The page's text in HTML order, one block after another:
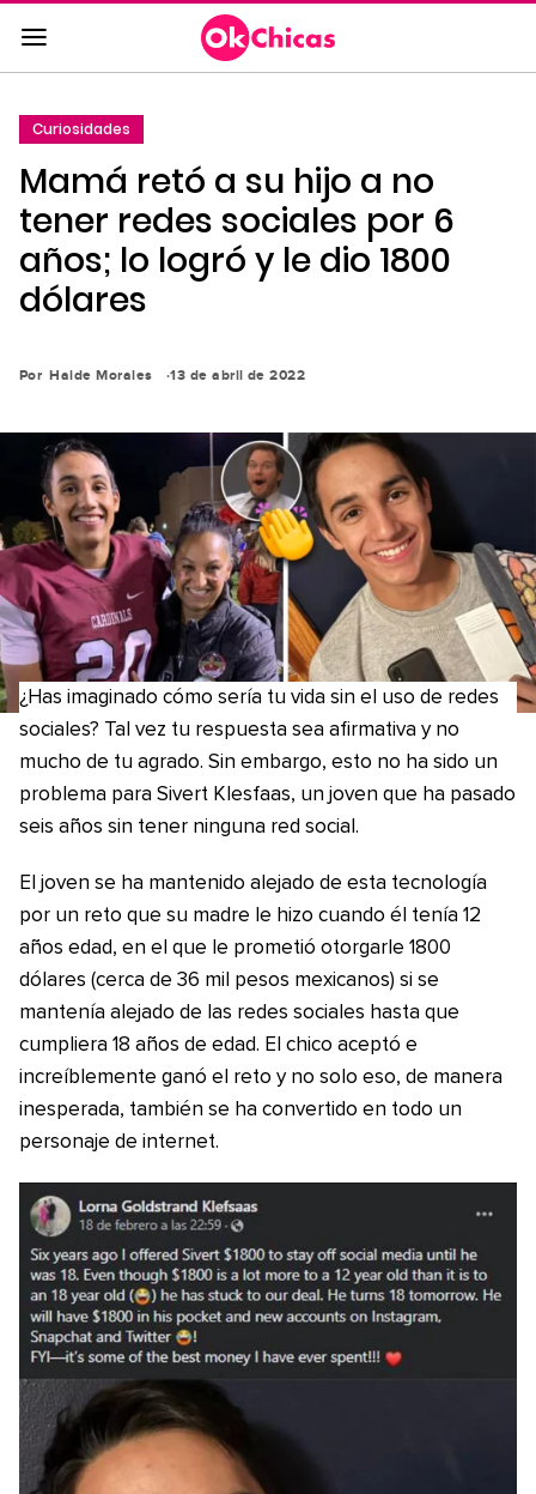
Saltar
al
contenido
a
la
navegación
principal
Curiosidades
Mamá retó a su hijo a no
tener redes sociales por 6
años; lo logró y le dio 1800
dólares
Por Haide Morales 13 de abril de 2022
¿Has imaginado cómo sería tu vida sin el uso de redes
sociales? Tal vez tu respuesta sea afirmativa y no
mucho de tu agrado. Sin embargo, esto no ha sido un
problema para Sivert Klesfaas, un joven que ha pasado
seis años sin tener ninguna red social.
El joven se ha mantenido alejado de esta tecnología
por un reto que su madre le hizo cuando él tenía 12
años edad, en el que le prometió otorgarle 1800
dólares (cerca de 36 mil pesos mexicanos) si se
mantenía alejado de las redes sociales hasta que
cumpliera 18 años de edad. El chico aceptó e
increíblemente ganó el reto y no solo eso, de manera
inesperada, también se ha convertido en todo un
personaje de internet.